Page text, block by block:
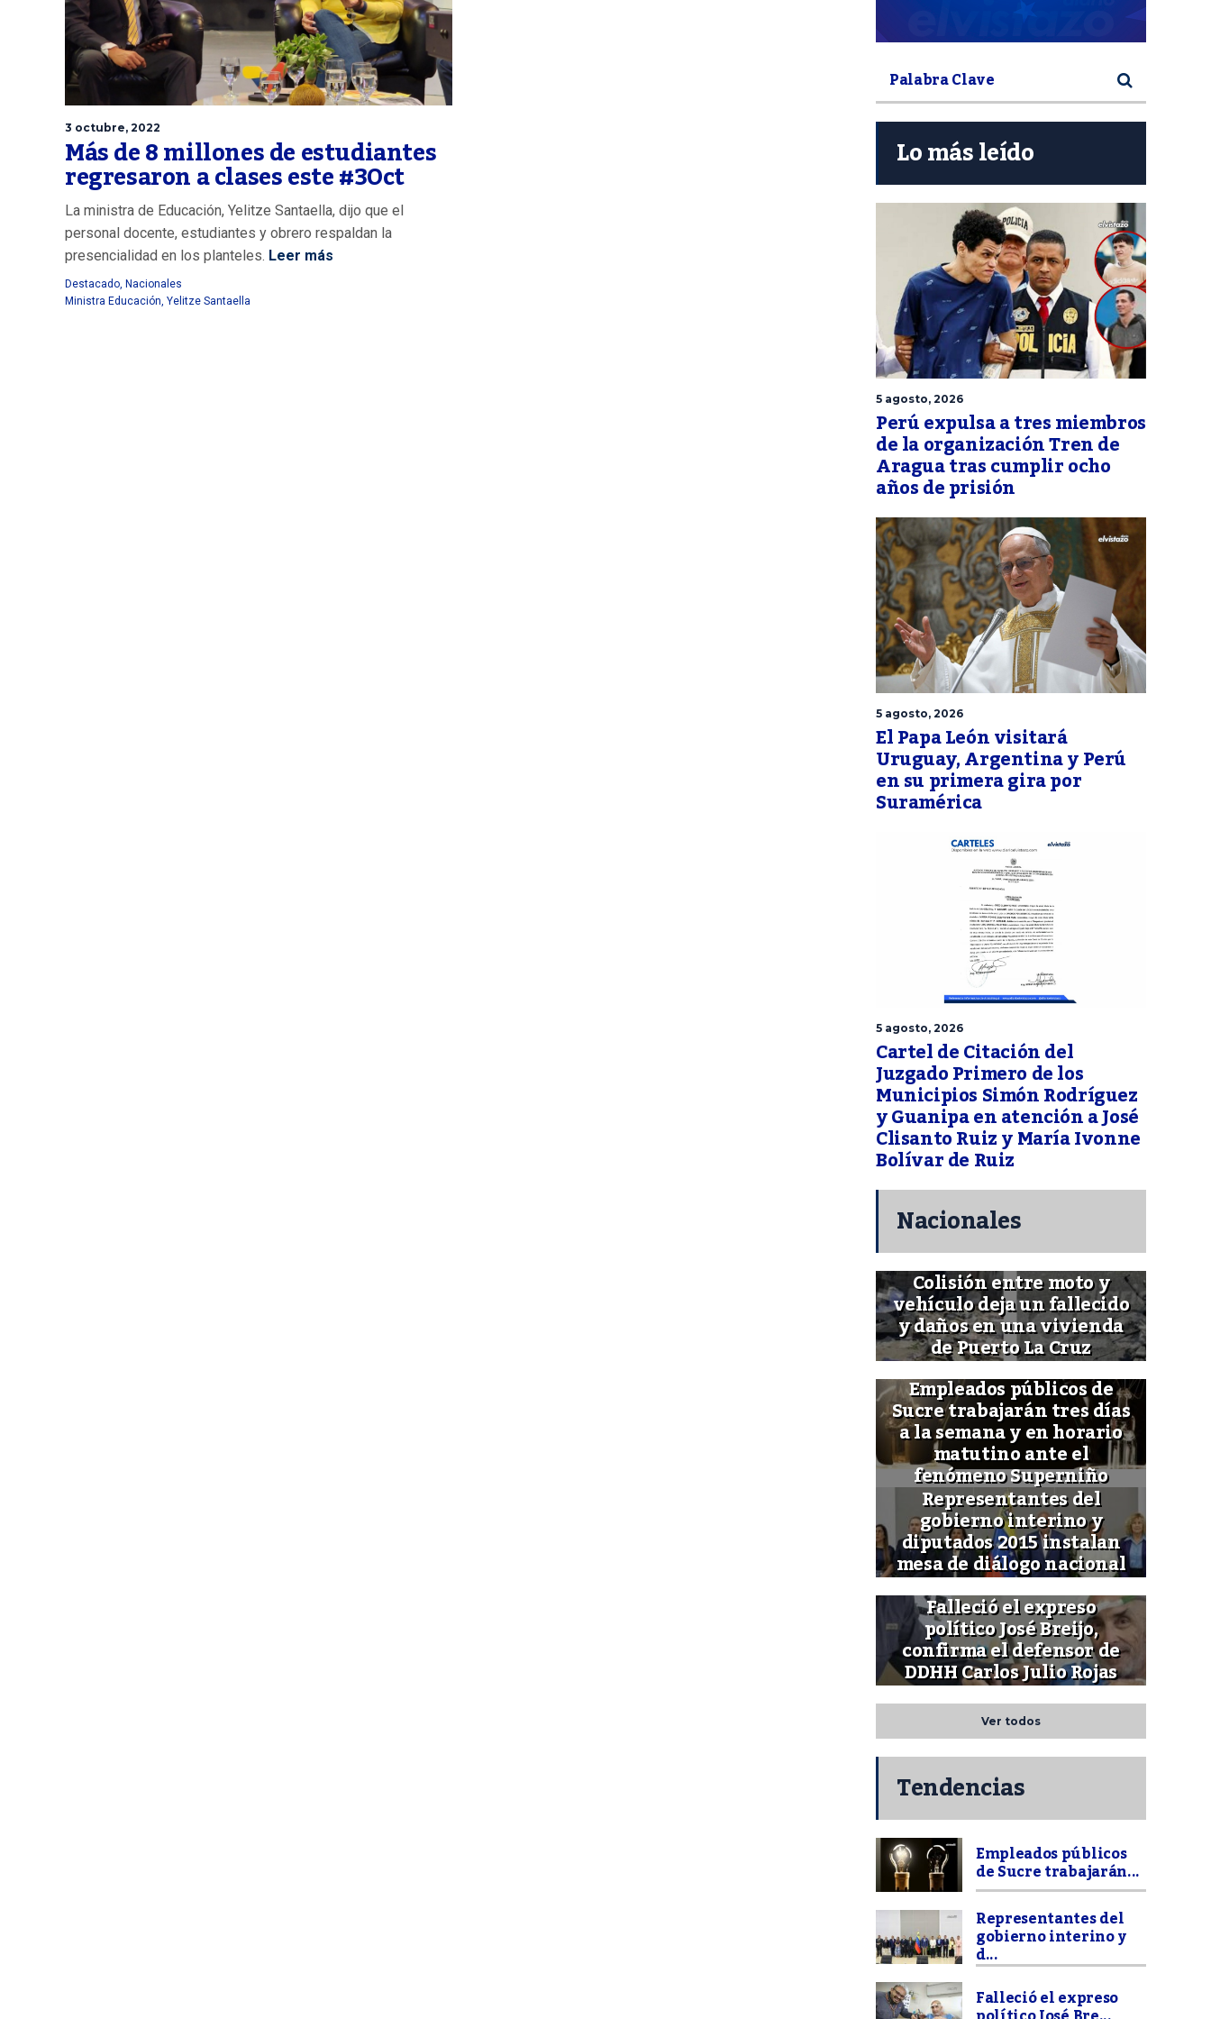
3 octubre, 2022
Más de 8 millones de estudiantes
regresaron a clases este #3Oct
La ministra de Educación, Yelitze Santaella, dijo que el
personal docente, estudiantes y obrero respaldan la
presencialidad en los planteles. Leer más
Destacado Nacionales
Ministra Educación Yelitze Santaella
Lo más leído
5 agosto, 2026
Perú expulsa a tres miembros
de la organización Tren de
Aragua tras cumplir ocho
años de prisión
5 agosto, 2026
El Papa León visitará
Uruguay, Argentina y Perú
en su primera gira por
Suramérica
5 agosto, 2026
Cartel de Citación del
Juzgado Primero de los
Municipios Simón Rodríguez
y Guanipa en atención a José
Clisanto Ruiz y María Ivonne
Bolívar de Ruiz
Nacionales
Colisión entre moto y
vehículo deja un fallecido
y daños en una vivienda
de Puerto La Cruz
Empleados públicos de
Sucre trabajarán tres días
a la semana y en horario
matutino ante el
fenómeno Superniño
Representantes del
gobierno interino y
diputados 2015 instalan
mesa de diálogo nacional
Falleció el expreso
político José Breijo,
confirma el defensor de
DDHH Carlos Julio Rojas
Ver todos
Tendencias
Empleados públicos
de Sucre trabajarán...
Representantes del
gobierno interino y
d...
Falleció el expreso